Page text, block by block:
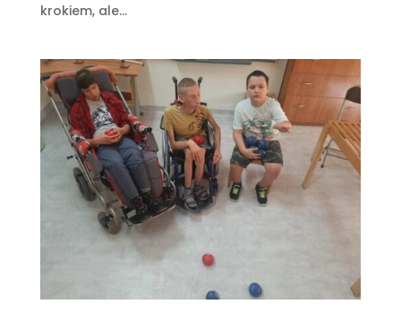
krokiem, ale...